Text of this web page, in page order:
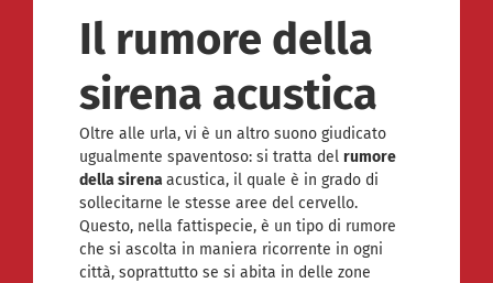
Il rumore della
sirena acustica
Oltre alle urla, vi è un altro suono giudicato
ugualmente spaventoso: si tratta delrumore
della sirenaacustica, il quale è in grado di
sollecitarne le stesse aree del cervello.
Questo, nella fattispecie, è un tipo di rumore
che si ascolta in maniera ricorrente in ogni
città, soprattutto se si abita in delle zone